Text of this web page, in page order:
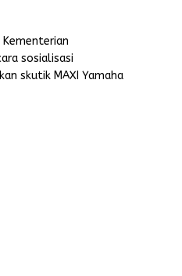
Kementerian
sosialisasi
skutik MAXI Yamaha